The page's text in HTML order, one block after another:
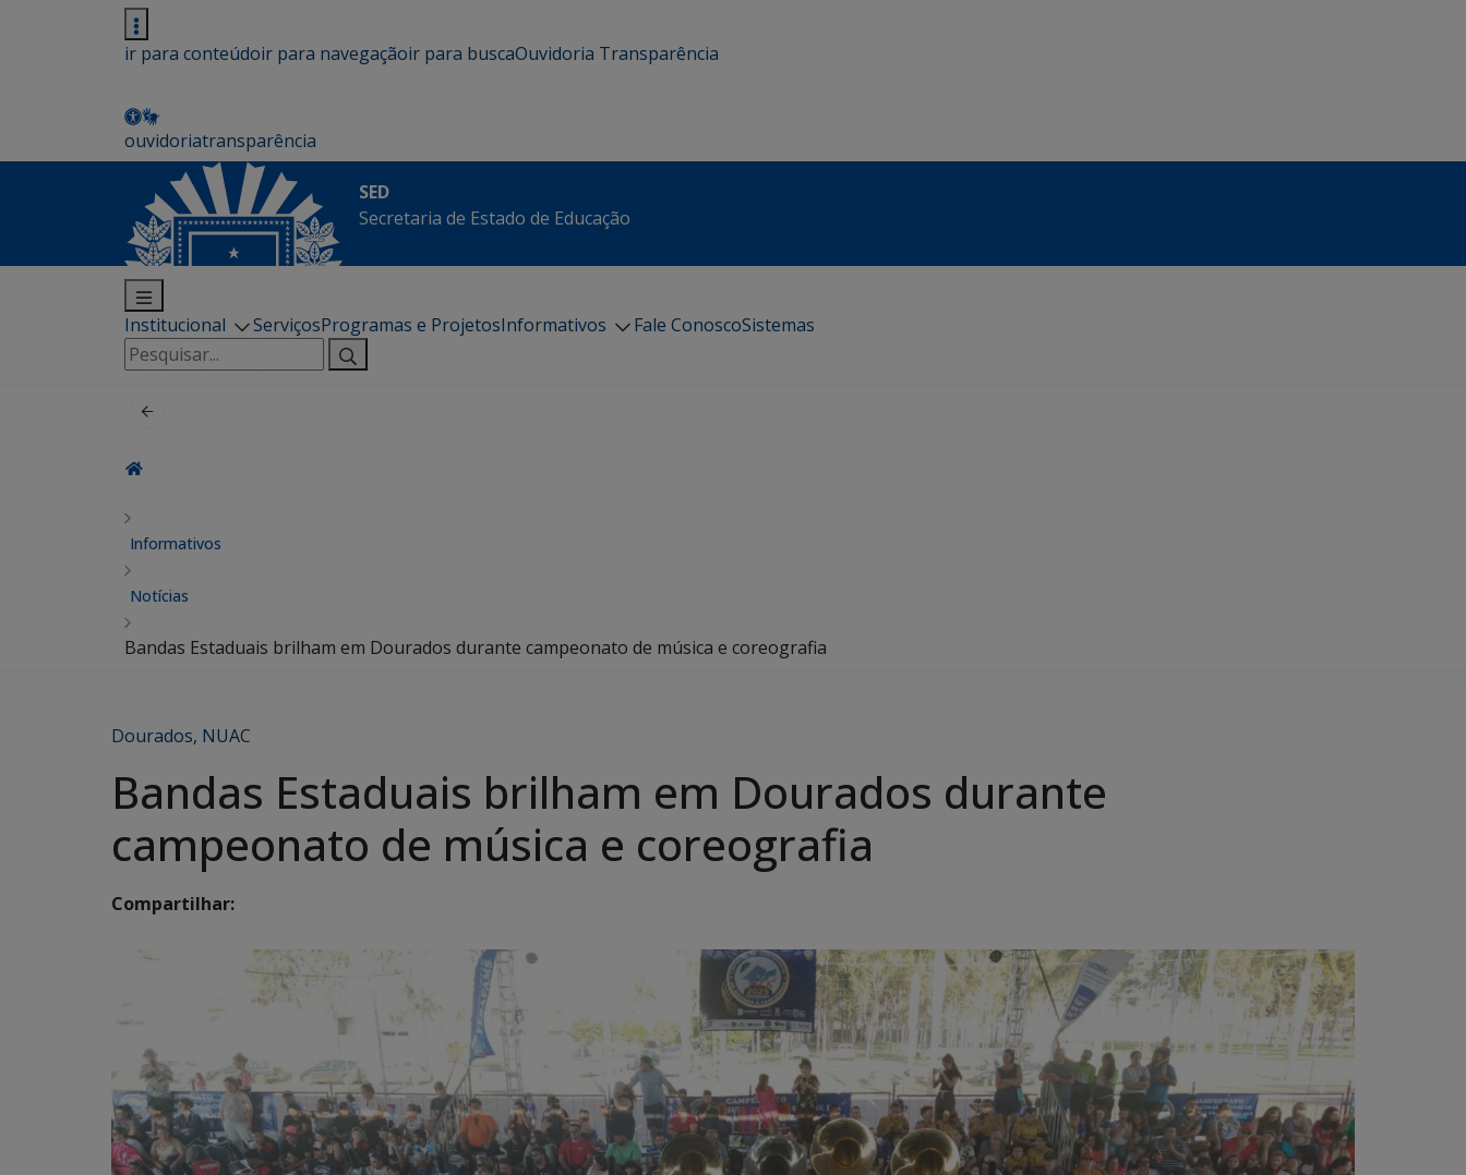
ir para conteúdoir para navegaçãoir para buscaOuvidoria Transparência
ouvidoriatransparência
SED
Secretaria de Estado de Educação
Institucional ServiçosProgramas e ProjetosInformativos Fale ConoscoSistemas
Pesquisar
por:
Informativos
Notícias
Bandas Estaduais brilham em Dourados durante campeonato de música e coreografia
Dourados, NUAC
Bandas Estaduais brilham em Dourados durante
campeonato de música e coreografia
Compartilhar: